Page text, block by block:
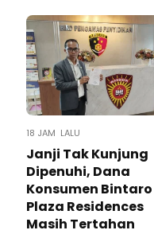
18 JAM LALU
Janji Tak Kunjung
Dipenuhi, Dana
Konsumen Bintaro
Plaza Residences
Masih Tertahan